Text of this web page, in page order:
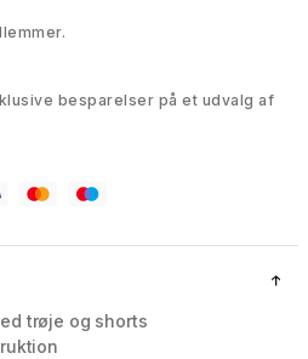
besparelser på et udvalg af
trøje og shorts